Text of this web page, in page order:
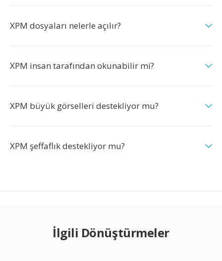
XPM dosyaları nelerle açılır?
XPM insan tarafından okunabilir mi?
XPM büyük görselleri destekliyor mu?
XPM şeffaflık destekliyor mu?
İlgili Dönüştürmeler